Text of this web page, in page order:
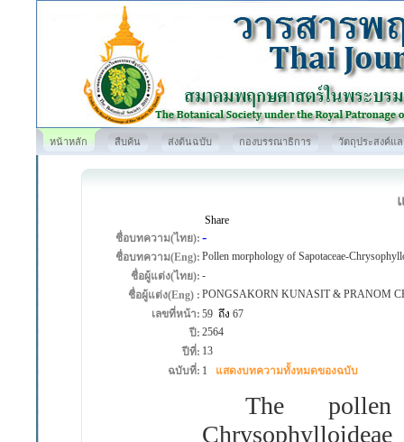
หน้าหลัก สืบค้น ส่งต้นฉบับ กองบรรณาธิการ วัตถุประสงค์แ
Share
ชื่อบทความ(ไทย): -
ชื่อบทความ(Eng): Pollen morphology of Sapotaceae-
ชื่อผู้แต่ง(ไทย): -
ชื่อผู้แต่ง(Eng) : PONGSAKORN KUNASIT & PRANOM
เลขที่หน้า: 59ถึง 67
ปี: 2564
ปีที่: 13
ฉบับที่: 1 แสดงบทความทั้งหมดของฉบับ
The